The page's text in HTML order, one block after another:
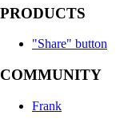
PRODUCTS
"Share" button
COMMUNITY
Frank